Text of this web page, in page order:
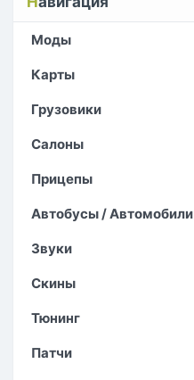
Моды
Карты
Грузовики
Салоны
Прицепы
Автобусы / Автомобили
Звуки
Скины
Тюнинг
Патчи